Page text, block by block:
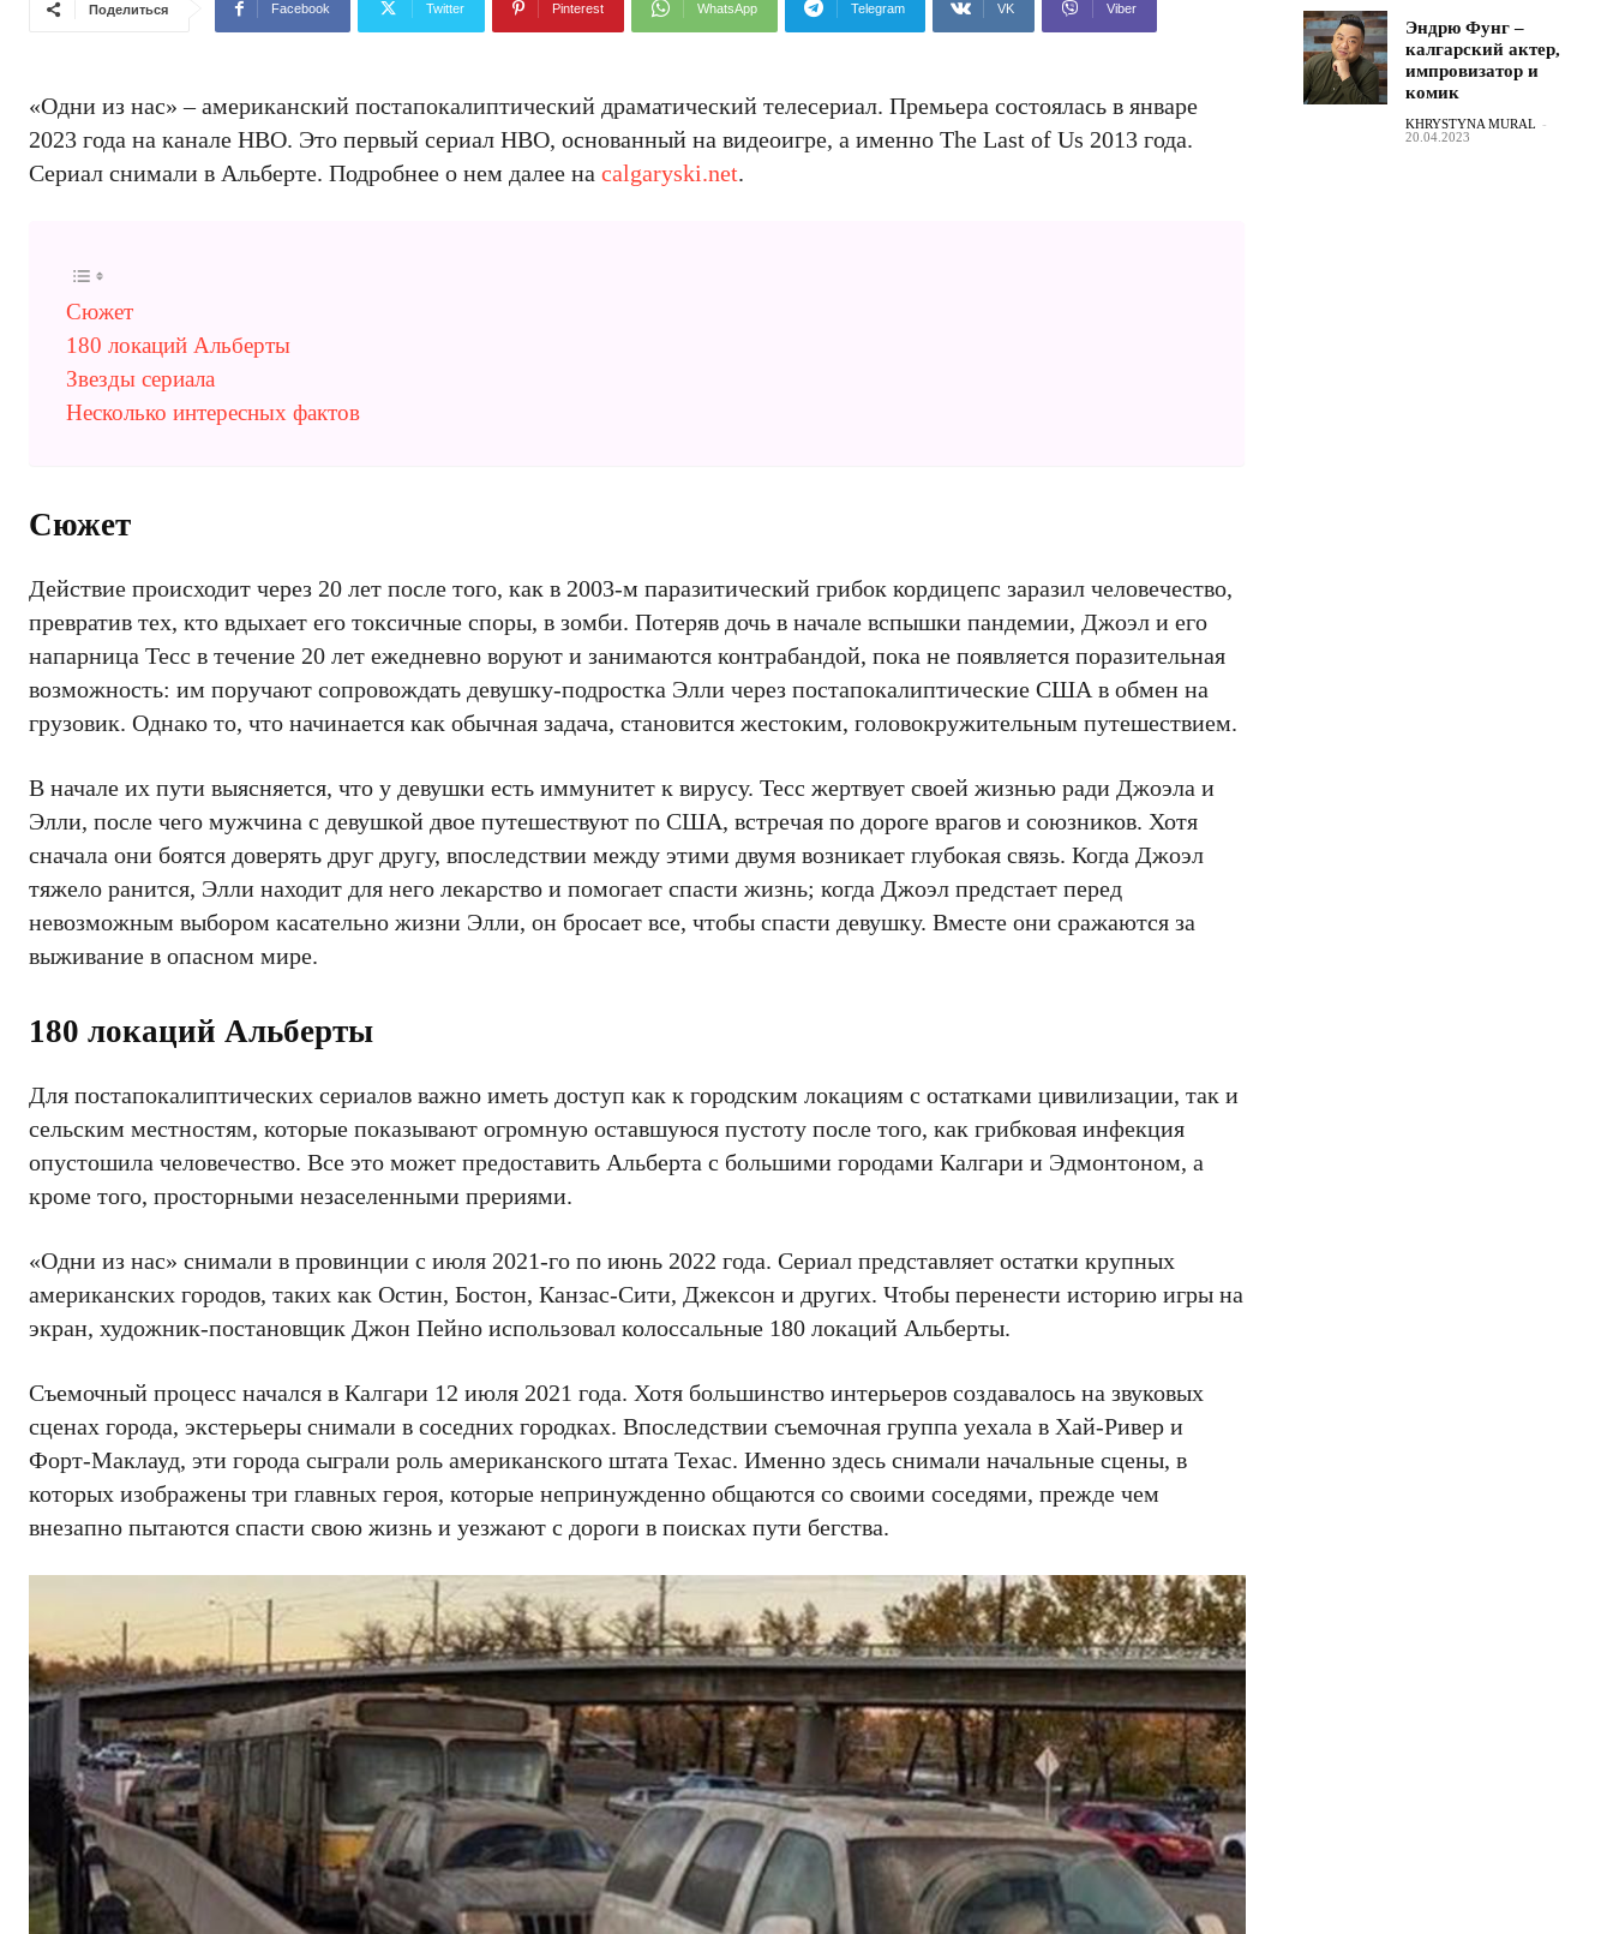
Поделиться Facebook Twitter Pinterest WhatsApp Telegram VK Viber
«Одни из нас» – американский постапокалиптический драматический телесериал. Премьера состоялась в январе
2023 года на канале HBO. Это первый сериал HBO, основанный на видеоигре, а именно The Last of Us 2013 года.
Сериал снимали в Альберте. Подробнее о нем далее на calgaryski.net.
Сюжет
180 локаций Альберты
Звезды сериала
Несколько интересных фактов
Сюжет
Действие происходит через 20 лет после того, как в 2003-м паразитический грибок кордицепс заразил человечество,
превратив тех, кто вдыхает его токсичные споры, в зомби. Потеряв дочь в начале вспышки пандемии, Джоэл и его
напарница Тесс в течение 20 лет ежедневно воруют и занимаются контрабандой, пока не появляется поразительная
возможность: им поручают сопровождать девушку-подростка Элли через постапокалиптические США в обмен на
грузовик. Однако то, что начинается как обычная задача, становится жестоким, головокружительным путешествием.
В начале их пути выясняется, что у девушки есть иммунитет к вирусу. Тесс жертвует своей жизнью ради Джоэла и
Элли, после чего мужчина с девушкой двое путешествуют по США, встречая по дороге врагов и союзников. Хотя
сначала они боятся доверять друг другу, впоследствии между этими двумя возникает глубокая связь. Когда Джоэл
тяжело ранится, Элли находит для него лекарство и помогает спасти жизнь; когда Джоэл предстает перед
невозможным выбором касательно жизни Элли, он бросает все, чтобы спасти девушку. Вместе они сражаются за
выживание в опасном мире.
180 локаций Альберты
Для постапокалиптических сериалов важно иметь доступ как к городским локациям с остатками цивилизации, так и
сельским местностям, которые показывают огромную оставшуюся пустоту после того, как грибковая инфекция
опустошила человечество. Все это может предоставить Альберта с большими городами Калгари и Эдмонтоном, а
кроме того, просторными незаселенными прериями.
«Одни из нас» снимали в провинции с июля 2021-го по июнь 2022 года. Сериал представляет остатки крупных
американских городов, таких как Остин, Бостон, Канзас-Сити, Джексон и других. Чтобы перенести историю игры на
экран, художник-постановщик Джон Пейно использовал колоссальные 180 локаций Альберты.
Съемочный процесс начался в Калгари 12 июля 2021 года. Хотя большинство интерьеров создавалось на звуковых
сценах города, экстерьеры снимали в соседних городках. Впоследствии съемочная группа уехала в Хай-Ривер и
Форт-Маклауд, эти города сыграли роль американского штата Техас. Именно здесь снимали начальные сцены, в
которых изображены три главных героя, которые непринужденно общаются со своими соседями, прежде чем
внезапно пытаются спасти свою жизнь и уезжают с дороги в поисках пути бегства.
Эндрю Фунг –
калгарский актер,
импровизатор и
комик
KHRYSTYNA MURAL -
20.04.2023